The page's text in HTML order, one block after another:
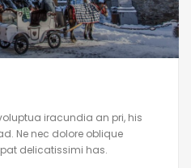
iracundia an pri, his
Ne nec dolore oblique
delicatissimi has.